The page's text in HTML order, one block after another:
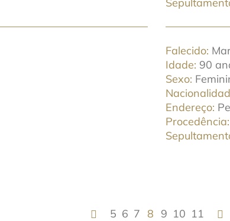
Falecido
Idade 90
Sexo
Endereço
Procedência
5 6 7 8 9 10 11